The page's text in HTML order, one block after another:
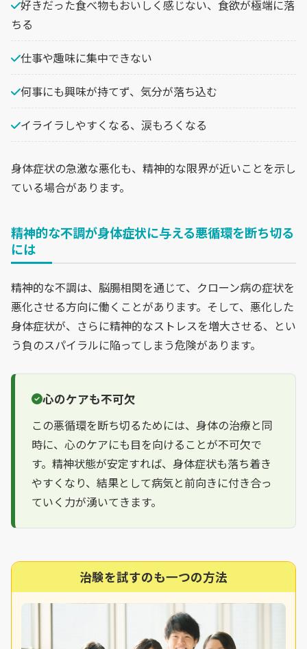
好きだった食べ物もおいしく感じない、食欲が極端に落
ちる
仕事や趣味に集中できない
何事にも興味が持てず、気分が落ち込む
イライラしやすくなる、涙もろくなる
身体症状の急激な悪化も、精神的な限界が近いことを示し
ている場合があります。
精神的な不調が身体症状に与える悪循環を断ち切る
には
精神的な不調は、脳腸相関を通じて、クローン病の症状を
悪化させる方向に働くことがあります。そして、悪化した
身体症状が、さらに精神的なストレスを増大させる、とい
う負のスパイラルに陥ってしまう危険があります。
心のケアも不可欠
この悪循環を断ち切るためには、身体の治療と同
時に、心のケアにも目を向けることが不可欠で
す。精神状態が安定すれば、身体症状も落ち着き
やすくなり、結果として病気と前向きに付き合っ
ていく力が湧いてきます。
治験を試すのも一つの方法